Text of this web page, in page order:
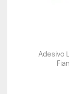
Adesivo